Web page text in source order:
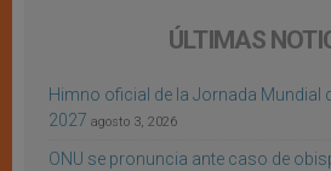
ÚLTIMAS
Himno oficial de la Jornada Mundial
2027 agosto 3, 2026
ONU se pronuncia ante caso de